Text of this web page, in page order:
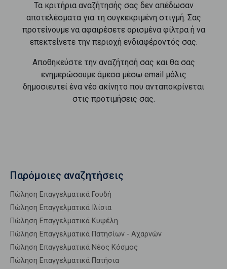
Τα κριτήρια αναζήτησής σας δεν απέδωσαν
αποτελέσματα για τη συγκεκριμένη στιγμή. Σας
προτείνουμε να αφαιρέσετε ορισμένα φίλτρα ή να
επεκτείνετε την περιοχή ενδιαφέροντός σας.
Αποθηκεύστε την αναζήτησή σας και θα σας
ενημερώσουμε άμεσα μέσω email μόλις
δημοσιευτεί ένα νέο ακίνητο που ανταποκρίνεται
στις προτιμήσεις σας.
Παρόμοιες αναζητήσεις
Πώληση Επαγγελματικά Γουδή
Πώληση Επαγγελματικά Ιλίσια
Πώληση Επαγγελματικά Κυψέλη
Πώληση Επαγγελματικά Πατησίων - Αχαρνών
Πώληση Επαγγελματικά Νέος Κόσμος
Πώληση Επαγγελματικά Πατήσια